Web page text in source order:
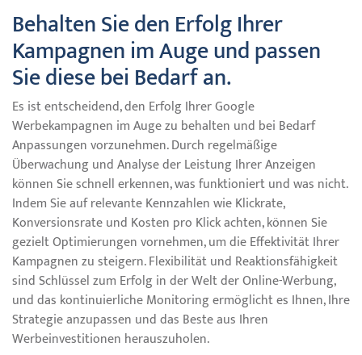
Behalten Sie den Erfolg Ihrer
Kampagnen im Auge und passen
Sie diese bei Bedarf an.
Es ist entscheidend, den Erfolg Ihrer Google
Werbekampagnen im Auge zu behalten und bei Bedarf
Anpassungen vorzunehmen. Durch regelmäßige
Überwachung und Analyse der Leistung Ihrer Anzeigen
können Sie schnell erkennen, was funktioniert und was nicht.
Indem Sie auf relevante Kennzahlen wie Klickrate,
Konversionsrate und Kosten pro Klick achten, können Sie
gezielt Optimierungen vornehmen, um die Effektivität Ihrer
Kampagnen zu steigern. Flexibilität und Reaktionsfähigkeit
sind Schlüssel zum Erfolg in der Welt der Online-Werbung,
und das kontinuierliche Monitoring ermöglicht es Ihnen, Ihre
Strategie anzupassen und das Beste aus Ihren
Werbeinvestitionen herauszuholen.